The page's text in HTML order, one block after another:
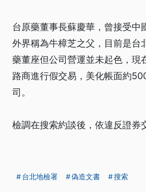
台原藥董事長蘇慶華，曾接受
外界稱為牛樟芝之父，目前是
藥董座但公司營運並未起色，現
路商進行假交易，美化帳面約
司。
檢調在搜索約談後，依違反證券
台北地檢署 偽造文書 搜索